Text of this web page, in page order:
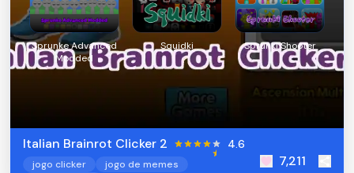
Sprunke Advanced
Modded
Squidki Sprunki Shooter
Italian Brainrot Clicker 2 4.6
jogo clicker
jogo de memes
7,211